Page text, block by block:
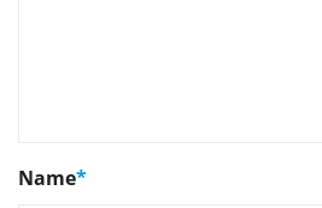
Name*